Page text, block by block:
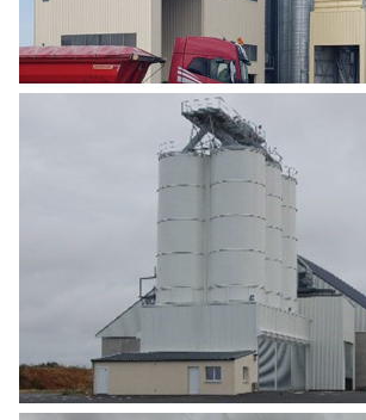
CONSTRUCTION D’UNE TÊTE
BUREAU (TRANCHE 1) ET
D’UN SILO À PLAT
Agro Alimentaire,